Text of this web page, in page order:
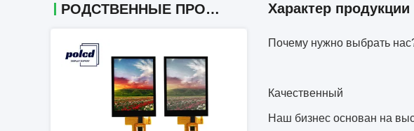
РОДСТВЕННЫЕ ПРОДУКТЫ Характер продукции
Почему нужно выбрать
Качественный
Наш бизнес основан на